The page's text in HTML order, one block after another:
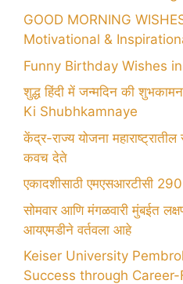
GOOD MORNING
Motivational &
Funny Birthday Wishes
शुद्ध हिंदी में जन्मदिन की
Ki Shubhkamnaye
केंद्र-राज्य योजना
कवच देते
एकादशीसाठी एमएसआरटीसी
सोमवार आणि मंगळवारी मुंबईत
आयएमडीने वर्तवला आहे
Keiser University
Success through